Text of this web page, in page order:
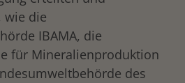
wie die
IBAMA, die
für Mineralienproduktion
des